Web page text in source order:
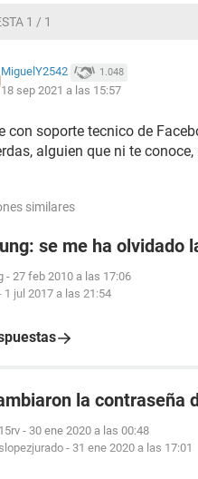
1 / 1
MiguelY2542 1.048
18 sep 2021 a las 15:57
con soporte tecnico de
alguien que ni te conoce,
similares
se me ha olvidado
- 27 feb 2010 a las 17:06
1 jul 2017 a las 21:54
la contraseña
- 30 ene 2020 a las 00:48
- 31 ene 2020 a las 17:01